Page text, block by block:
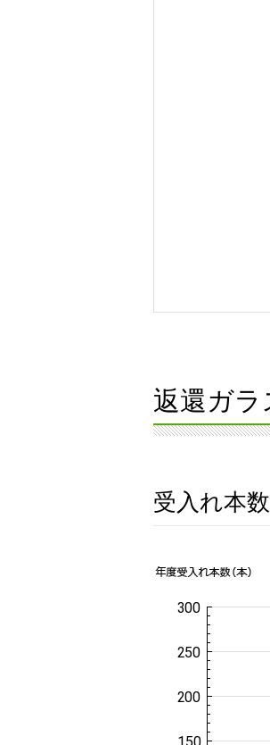
返還ガラ
受入れ本数